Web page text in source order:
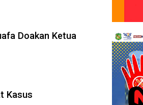
Doakan Ketua
Kasus